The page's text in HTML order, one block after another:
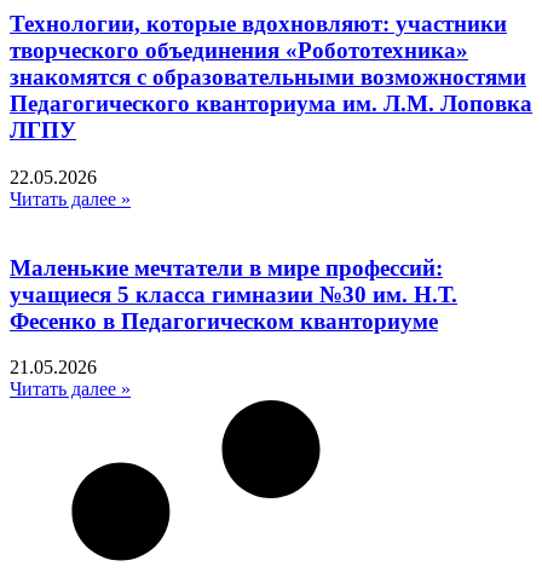
Технологии, которые вдохновляют: участники
творческого объединения «Робототехника»
знакомятся с образовательными возможностями
Педагогического кванториума им. Л.М. Лоповка
ЛГПУ
22.05.2026
Читать далее »
Маленькие мечтатели в мире профессий:
учащиеся 5 класса гимназии №30 им. Н.Т.
Фесенко в Педагогическом кванториуме
21.05.2026
Читать далее »